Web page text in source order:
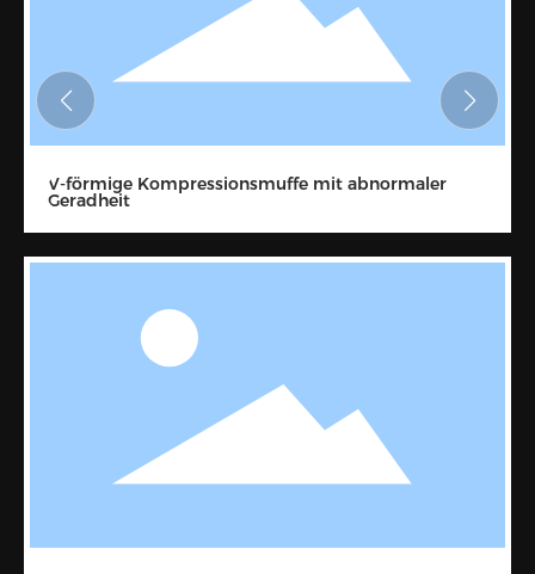
V-förmige Kompressionsmuffe mit abnormaler
Geradheit